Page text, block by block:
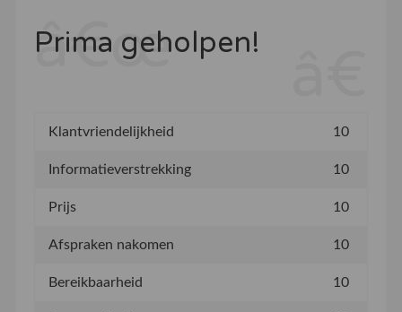
Prima geholpen!
Klantvriendelijkheid 10
Informatieverstrekking 10
Prijs 10
Afspraken nakomen 10
Bereikbaarheid 10